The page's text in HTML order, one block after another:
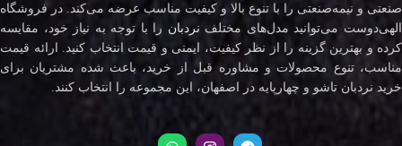
صنعتی و نیمه‌صنعتی را با تنوع بالا و کیفیت مناسب عرضه می‌کند. در فروشگاه
الهی‌دوست می‌توانید مدل‌های مختلف نردبان را با توجه به نیاز خود، مقایسه
کرده و بهترین گزینه را از نظر کیفیت، ایمنی و قیمت انتخاب کنید. ارائه قیمت
مناسب، تنوع محصولات و مشاوره قبل از خرید، باعث شده مشتریان برای
خرید نردبان تاشو و چهارپایه در اصفهان، این مجموعه را انتخاب کنند.